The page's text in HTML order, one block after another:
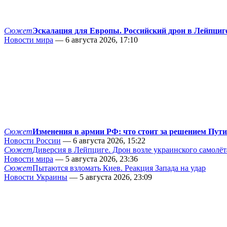
СюжетЭскалация для Европы. Российский дрон в
Новости мира — 6 августа 2026, 17:10
СюжетИзменения в армии РФ: что стоит за решением
Новости России — 6 августа 2026, 15:22
СюжетДиверсия в Лейпциге. Дрон возле украинского
Новости мира — 5 августа 2026, 23:36
СюжетПытаются взломать Киев. Реакция Запада на удар
Новости Украины — 5 августа 2026, 23:09